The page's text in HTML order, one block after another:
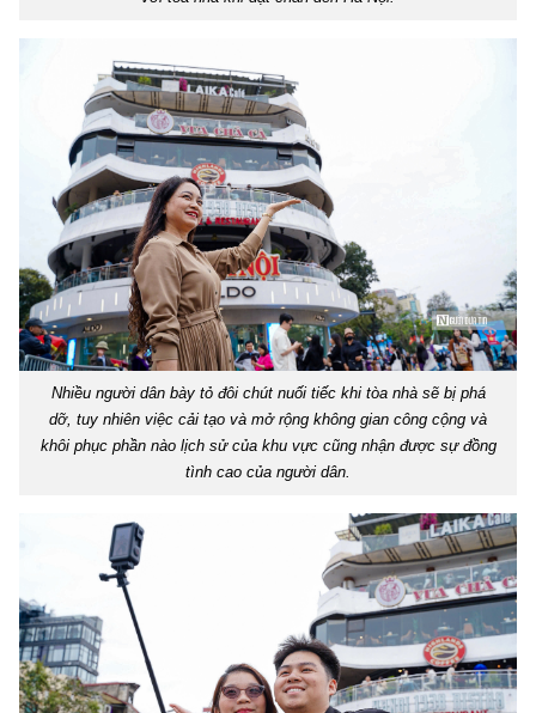
Nhiều người dân bày tỏ đôi chút nuối tiếc khi tòa nhà sẽ bị phá
dỡ, tuy nhiên việc cải tạo và mở rộng không gian công cộng và
khôi phục phần nào lịch sử của khu vực cũng nhận được sự đồng
tình cao của người dân.